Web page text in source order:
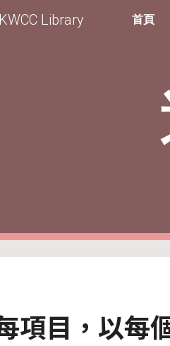
Skip to
Library 首頁
項目，以每